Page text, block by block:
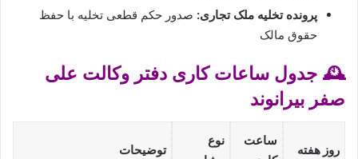
پرونده تخلیه ملک تجاری: صدور حکم قطعی تخلیه با حفظ
حقوق مالک
🕰️ جدول ساعات کاری دفتر وکالت علی
صفر بیرانوند
روز هفته
ساعت
نوع
توضیحات